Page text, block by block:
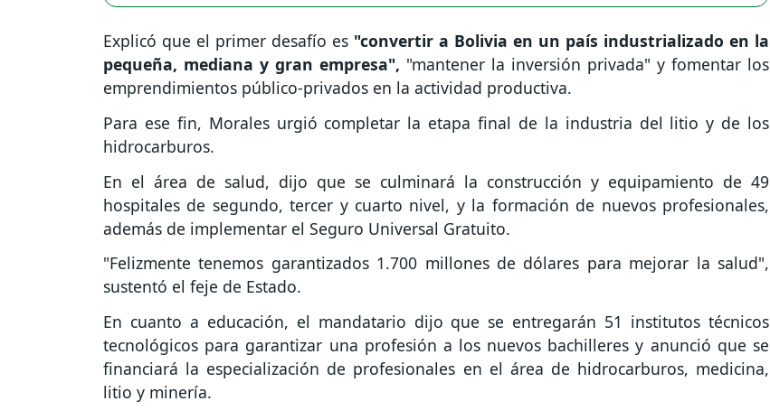
Explicó que el primer desafío es "convertir a Bolivia en un país industrializado en la
pequeña, mediana y gran empresa", "mantener la inversión privada" y fomentar los
emprendimientos público-privados en la actividad productiva.
Para ese fin, Morales urgió completar la etapa final de la industria del litio y de los
hidrocarburos.
En el área de salud, dijo que se culminará la construcción y equipamiento de 49
hospitales de segundo, tercer y cuarto nivel, y la formación de nuevos profesionales,
además de implementar el Seguro Universal Gratuito.
"Felizmente tenemos garantizados 1.700 millones de dólares para mejorar la salud",
sustentó el feje de Estado.
En cuanto a educación, el mandatario dijo que se entregarán 51 institutos técnicos
tecnológicos para garantizar una profesión a los nuevos bachilleres y anunció que se
financiará la especialización de profesionales en el área de hidrocarburos, medicina,
litio y minería.